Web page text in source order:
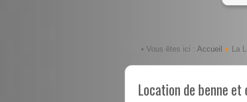
• Vous êtes ici : Accueil La
Location de benne